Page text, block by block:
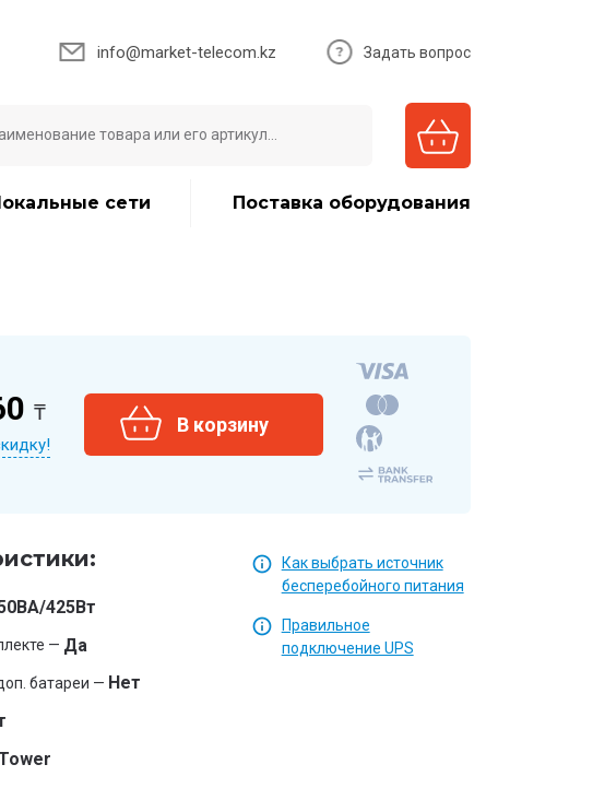
info@market-telecom.kz Задать вопрос
сети Поставка оборудования
₸
425Вт
— Да
батареи — Нет
Как выбрать источник
бесперебойного питания
Правильное
подключение UPS